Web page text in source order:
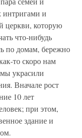
интригами и
церкви, которую
что-нибудь
по домам, бережно
то скоро нам
украсили
Вначале рост
10 лет
при этом,
здание и